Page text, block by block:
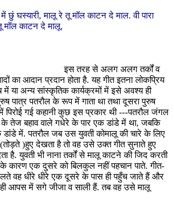
में छुं घस्यारी, मालू रे तू मॉल काटन दे माल. वी पारा
मॉल काटन दे मालू.
अलग अलग तर्कों व
का आदान प्रदान होता है. यह गीत इतना लोकप्रिय
में या अन्य सांस्कृतिक कार्यक्रमों में इसे अवश्य ही
पात्र पतरौल के रूप में गाता था तथा दूसरा पुरुष
पिरोई गई कहानी कुछ इस प्रकार थी ---पतरौल जंगल
तेज बहाव वाले गधेरे के पार एक डांडे में था, जबकि
में. पतरौल जब उस युवती कोमालू की चारे के लिए
)हुए देखता है तो वह उसे उक्त गीत सुनाते हुए
है. युवती भी नाना तर्कों से मालू काटने की जिद करती
के कारण एक दुसरे को बिलकुल नहीं पहचान पाते. गीत-
वह धीरे धीरे एक दूसरे के पास ही पहुँच जाते हैं और
ही आपस में सगे जीजा व साली हैं. तब वह उसे मालू
देता है-----